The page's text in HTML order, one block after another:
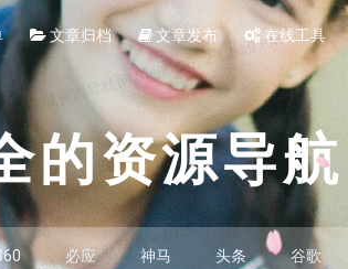
文章归档 文章发布 在线工具
的资源导
必应 神马 头条 谷歌